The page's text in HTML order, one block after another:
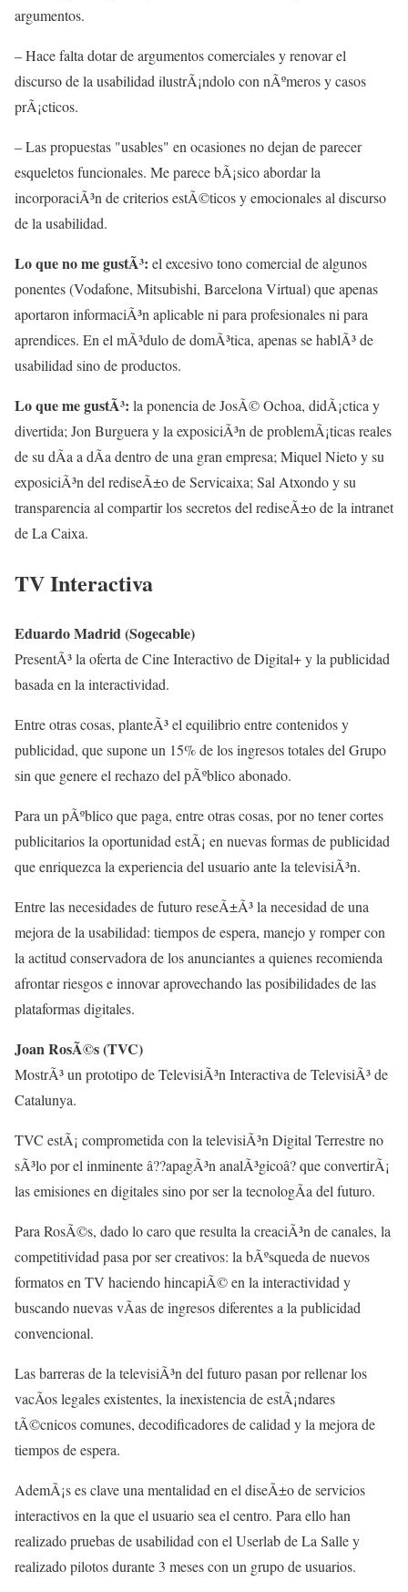
argumentos.
– Hace falta dotar de argumentos comerciales y renovar el
discurso de la usabilidad ilustrÃ¡ndolo con nÃºmeros y casos
prÃ¡cticos.
– Las propuestas "usables" en ocasiones no dejan de parecer
esqueletos funcionales. Me parece bÃ¡sico abordar la
incorporaciÃ³n de criterios estÃ©ticos y emocionales al discurso
de la usabilidad.
Lo que no me gustÃ³: el excesivo tono comercial de algunos
ponentes (Vodafone, Mitsubishi, Barcelona Virtual) que apenas
aportaron informaciÃ³n aplicable ni para profesionales ni para
aprendices. En el mÃ³dulo de domÃ³tica, apenas se hablÃ³ de
usabilidad sino de productos.
Lo que me gustÃ³: la ponencia de JosÃ© Ochoa, didÃ¡ctica y
divertida; Jon Burguera y la exposiciÃ³n de problemÃ¡ticas reales
de su dÃ­a a dÃ­a dentro de una gran empresa; Miquel Nieto y su
exposiciÃ³n del rediseÃ±o de Servicaixa; Sal Atxondo y su
transparencia al compartir los secretos del rediseÃ±o de la intranet
de La Caixa.
TV Interactiva
Eduardo Madrid (Sogecable)
PresentÃ³ la oferta de Cine Interactivo de Digital+ y la publicidad
basada en la interactividad.
Entre otras cosas, planteÃ³ el equilibrio entre contenidos y
publicidad, que supone un 15% de los ingresos totales del Grupo
sin que genere el rechazo del pÃºblico abonado.
Para un pÃºblico que paga, entre otras cosas, por no tener cortes
publicitarios la oportunidad estÃ¡ en nuevas formas de publicidad
que enriquezca la experiencia del usuario ante la televisiÃ³n.
Entre las necesidades de futuro reseÃ±Ã³ la necesidad de una
mejora de la usabilidad: tiempos de espera, manejo y romper con
la actitud conservadora de los anunciantes a quienes recomienda
afrontar riesgos e innovar aprovechando las posibilidades de las
plataformas digitales.
Joan RosÃ©s (TVC)
MostrÃ³ un prototipo de TelevisiÃ³n Interactiva de TelevisiÃ³ de
Catalunya.
TVC estÃ¡ comprometida con la televisiÃ³n Digital Terrestre no
sÃ³lo por el inminente â??apagÃ³n analÃ³gicoâ? que convertirÃ¡
las emisiones en digitales sino por ser la tecnologÃ­a del futuro.
Para RosÃ©s, dado lo caro que resulta la creaciÃ³n de canales, la
competitividad pasa por ser creativos: la bÃºsqueda de nuevos
formatos en TV haciendo hincapiÃ© en la interactividad y
buscando nuevas vÃ­as de ingresos diferentes a la publicidad
convencional.
Las barreras de la televisiÃ³n del futuro pasan por rellenar los
vacÃ­os legales existentes, la inexistencia de estÃ¡ndares
tÃ©cnicos comunes, decodificadores de calidad y la mejora de
tiempos de espera.
AdemÃ¡s es clave una mentalidad en el diseÃ±o de servicios
interactivos en la que el usuario sea el centro. Para ello han
realizado pruebas de usabilidad con el Userlab de La Salle y
realizado pilotos durante 3 meses con un grupo de usuarios.